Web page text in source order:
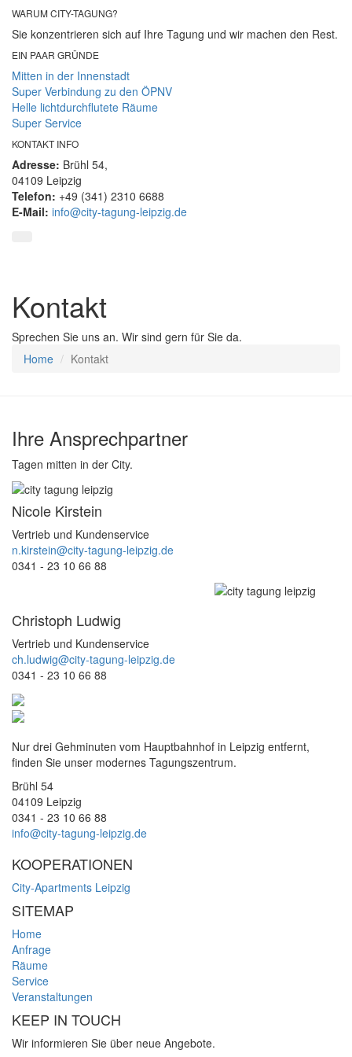
WARUM CITY-TAGUNG?
Sie konzentrieren sich auf Ihre Tagung und wir machen den Rest.
EIN PAAR GRÜNDE
Mitten in der Innenstadt
Super Verbindung zu den ÖPNV
Helle lichtdurchflutete Räume
Super Service
KONTAKT INFO
Adresse: Brühl 54,
04109 Leipzig
Telefon: +49 (341) 2310 6688
E-Mail: info@city-tagung-leipzig.de
Kontakt
Sprechen Sie uns an. Wir sind gern für Sie da.
Home
Kontakt
Ihre Ansprechpartner
Tagen mitten in der City.
Nicole Kirstein
Vertrieb und Kundenservice
n.kirstein@city-tagung-leipzig.de
0341 - 23 10 66 88
Christoph Ludwig
Vertrieb und Kundenservice
ch.ludwig@city-tagung-leipzig.de
0341 - 23 10 66 88
Nur drei Gehminuten vom Hauptbahnhof in Leipzig entfernt,
finden Sie unser modernes Tagungszentrum.
Brühl 54
04109 Leipzig
0341 - 23 10 66 88
info@city-tagung-leipzig.de
KOOPERATIONEN
City-Apartments Leipzig
SITEMAP
Home
Anfrage
Räume
Service
Veranstaltungen
KEEP IN TOUCH
Wir informieren Sie über neue Angebote.